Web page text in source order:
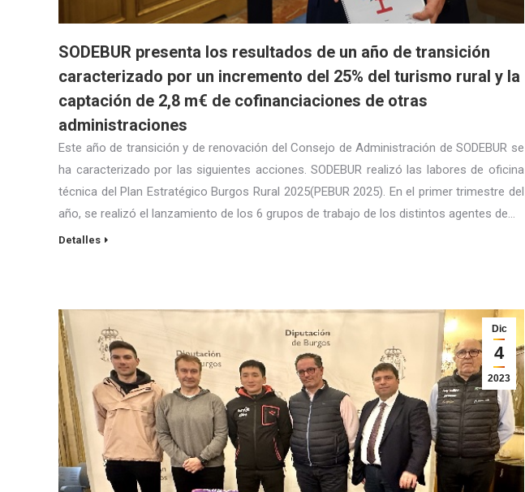
SODEBUR presenta los resultados de un año de transición
caracterizado por un incremento del 25% del turismo rural y la
captación de 2,8 m€ de cofinanciaciones de otras
administraciones
Este año de transición y de renovación del Consejo de Administración de SODEBUR se
ha caracterizado por las siguientes acciones. SODEBUR realizó las labores de oficina
técnica del Plan Estratégico Burgos Rural 2025(PEBUR 2025). En el primer trimestre del
año, se realizó el lanzamiento de los 6 grupos de trabajo de los distintos agentes de…
Detalles
Dic
4
2023